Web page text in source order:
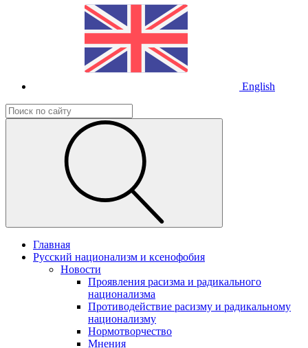
English
Главная
Русский национализм и ксенофобия
Новости
Проявления расизма и радикального
национализма
Противодействие расизму и радикальному
национализму
Нормотворчество
Мнения